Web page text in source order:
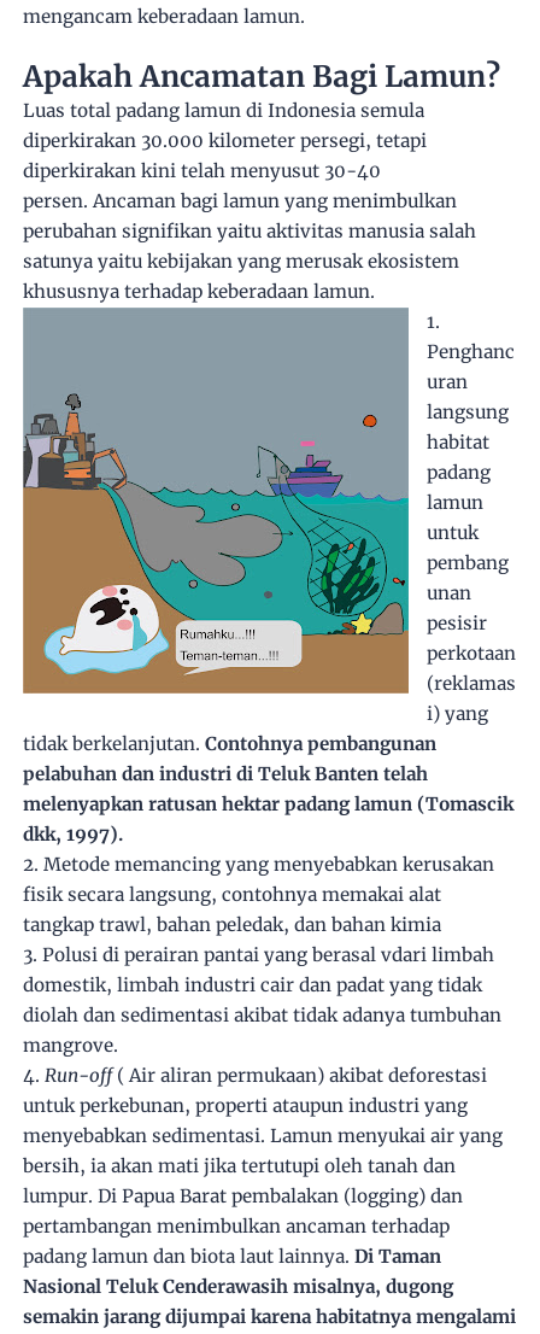
mengancam keberadaan lamun.
Apakah Ancamatan Bagi Lamun?
Luas total padang lamun di Indonesia semula
diperkirakan 30.000 kilometer persegi, tetapi
diperkirakan kini telah menyusut 30-40
persen. Ancaman bagi lamun yang menimbulkan
perubahan signifikan yaitu aktivitas manusia salah
satunya yaitu kebijakan yang merusak ekosistem
khususnya terhadap keberadaan lamun.
1.
Penghanc
uran
langsung
habitat
padang
lamun
untuk
pembang
unan
pesisir
perkotaan
(reklamas
i) yang
tidak berkelanjutan. Contohnya pembangunan
pelabuhan dan industri di Teluk Banten telah
melenyapkan ratusan hektar padang lamun (Tomascik
dkk, 1997).
2. Metode memancing yang menyebabkan kerusakan
fisik secara langsung, contohnya memakai alat
tangkap trawl, bahan peledak, dan bahan kimia
3. Polusi di perairan pantai yang berasal vdari limbah
domestik, limbah industri cair dan padat yang tidak
diolah dan sedimentasi akibat tidak adanya tumbuhan
mangrove.
4.Run-off( Air aliran permukaan) akibat deforestasi
untuk perkebunan, properti ataupun industri yang
menyebabkan sedimentasi. Lamun menyukai air yang
bersih, ia akan mati jika tertutupi oleh tanah dan
lumpur. Di Papua Barat pembalakan (logging) dan
pertambangan menimbulkan ancaman terhadap
padang lamun dan biota laut lainnya.Di Taman
Nasional Teluk Cenderawasih misalnya, dugong
semakin jarang dijumpai karena habitatnya mengalami